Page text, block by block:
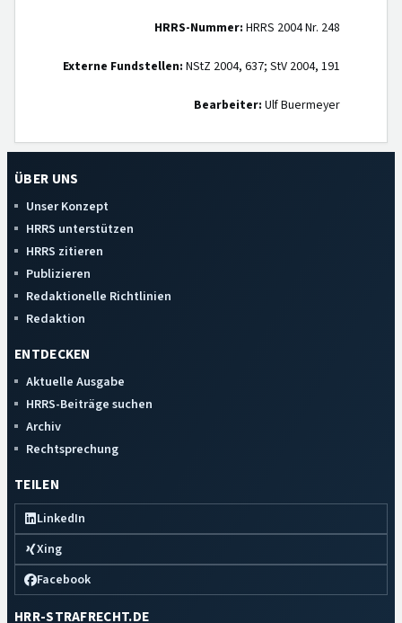
HRRS-Nummer: HRRS 2004 Nr. 248
Externe Fundstellen: NStZ 2004, 637; StV 2004, 191
Bearbeiter: Ulf Buermeyer
ÜBER UNS
Unser Konzept
HRRS unterstützen
HRRS zitieren
Publizieren
Redaktionelle Richtlinien
Redaktion
ENTDECKEN
Aktuelle Ausgabe
HRRS-Beiträge suchen
Archiv
Rechtsprechung
TEILEN
LinkedIn
Xing
Facebook
HRR-STRAFRECHT.DE